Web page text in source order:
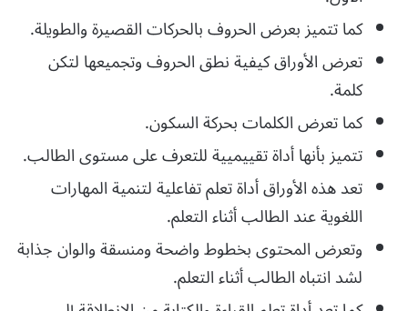
كما تتميز بعرض الحروف بالحركات القصيرة والطويلة.
تعرض الأوراق كيفية نطق الحروف وتجميعها لتكن
كلمة.
كما تعرض الكلمات بحركة السكون.
تتميز بأنها أداة تقييميية للتعرف على مستوى الطالب.
تعد هذه الأوراق أداة تعلم تفاعلية لتنمية المهارات
اللغوية عند الطالب أثناء التعلم.
وتعرض المحتوى بخطوط واضحة ومنسقة والوان جذابة
لشد انتباه الطالب أثناء التعلم.